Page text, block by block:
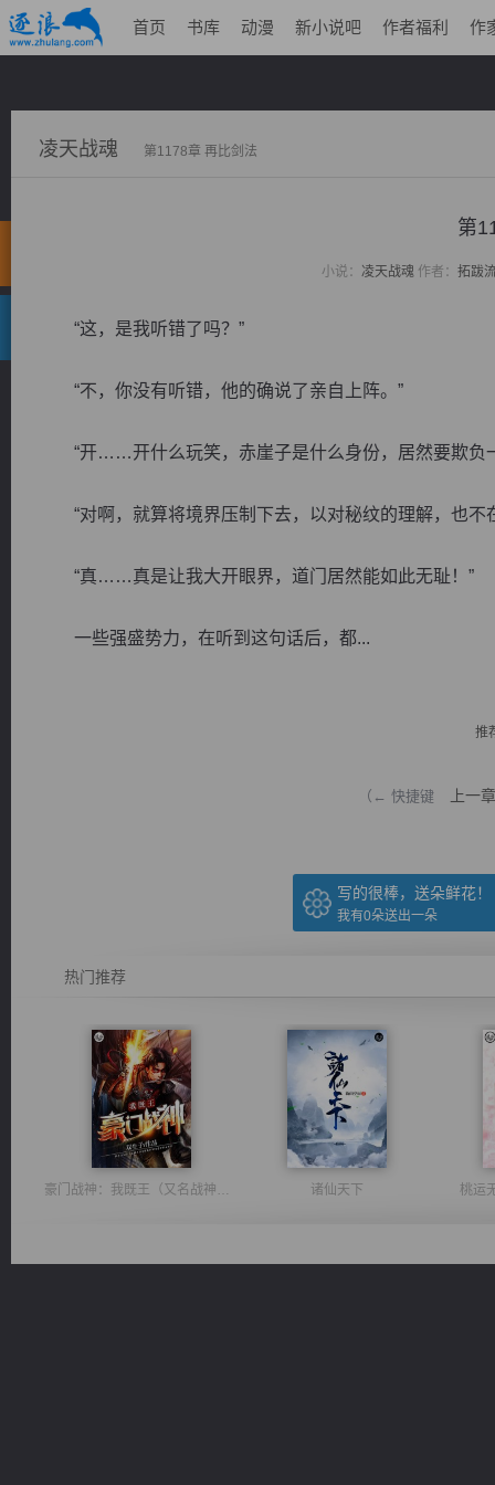
首页 书库 动漫 新小说吧 作者福利 作
凌天战魂 第1178章 再比剑法
第
小说： 凌天战魂作者： 拓跋
“这，是我听错了吗？”
“不，你没有听错，他的确说了亲自上阵。”
“开……开什么玩笑，赤崖子是什么身份，居然要欺负
“对啊，就算将境界压制下去，以对秘纹的理解，也不
“真……真是让我大开眼界，道门居然能如此无耻！”
一些强盛势力，在听到这句话后，都...
推
（← 快捷键 上一章
写的很棒，送朵鲜花！
我有0朵送出一朵
热门推荐
豪门战神：我既王（又名战神归来不败神婿修罗战神） 诸仙天下 桃运